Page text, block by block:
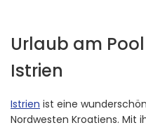
Urlaub am
Istrien
Istrien ist eine
Nordwesten Kroatiens. Mit